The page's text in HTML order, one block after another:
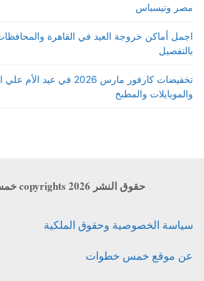
مصر وتيسباس
بالتفصيل
تخفيضات كارفور مارس 2026 في
والموبايلات والمطبخ
حقوق النشر copyrights 2026 خمس خطوات
سياسة الخصوصية وحقوق الملكية
عن موقع خمس خطوات